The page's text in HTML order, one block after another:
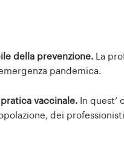
della prevenzione. La
pandemica.
vaccinale. In quest’
dei